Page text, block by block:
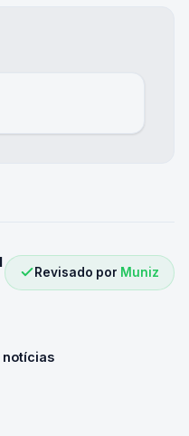
Revisado por Muniz
notícias